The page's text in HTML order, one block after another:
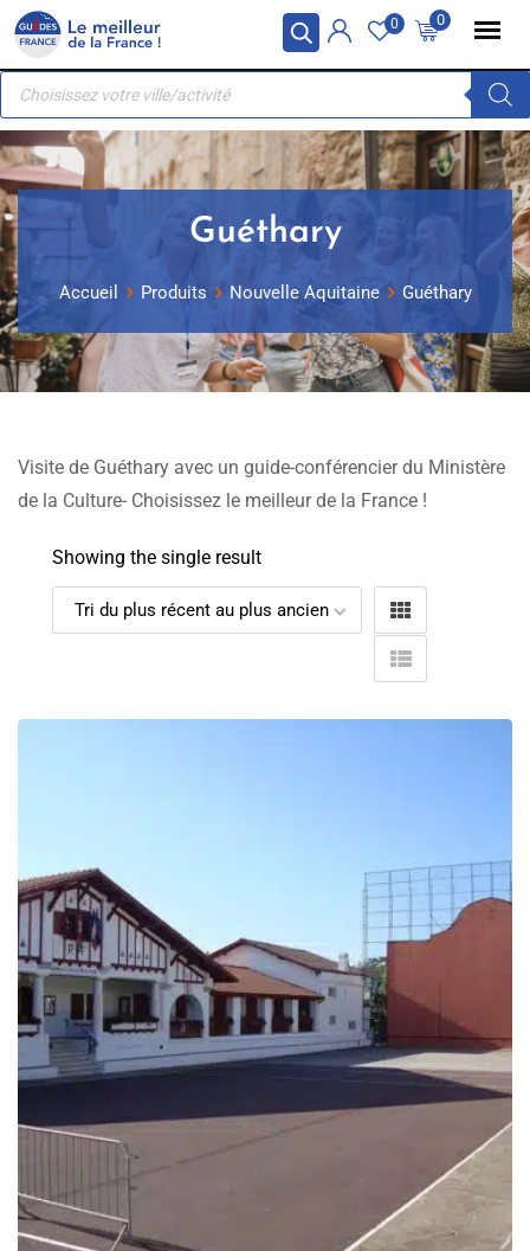
Panneau de gestion des cookies
Skip
content
0
0
Recherche
produits
Guéthary
Accueil Produits Nouvelle Aquitaine Guéthary
Visite de Guéthary avec un guide-conférencier du Ministère
de la Culture- Choisissez le meilleur de la France !
Showing the single result